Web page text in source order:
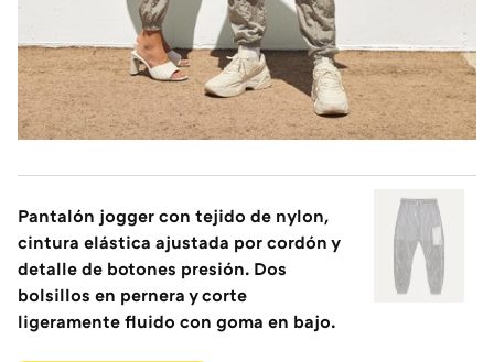
Pantalón jogger con tejido de nylon,
cintura elástica ajustada por cordón y
detalle de botones presión. Dos
bolsillos en pernera y corte
ligeramente fluido con goma en bajo.